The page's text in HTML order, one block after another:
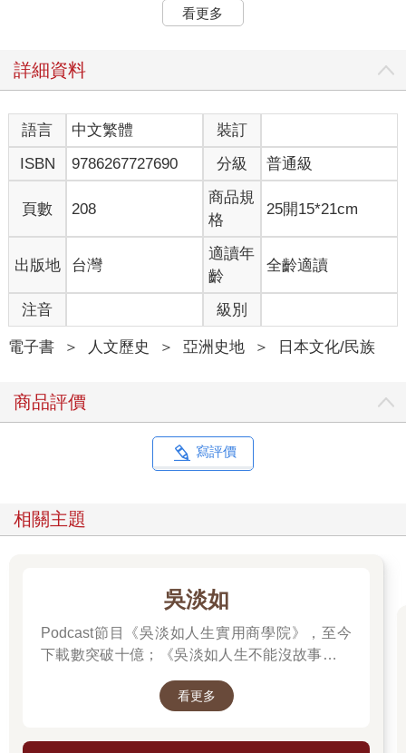
戳章、行李吊牌、明信片、看表演的門票，甚至每一天的行
文獻買賣而已，這樣會覺得很可惜，所以想要推廣這段臺灣歷史
當初是如何認識力航、雅玲以及君亭呢？ 我之所以會認識力
航，要感謝「臺北蚤之市」，當時是第一次在龍山寺捷運站地下
室龍山文創舉行（之前曾在松菸舉辦），以往我都帶一些懷舊古
物去擺攤，我想說艋舺龍山寺是一個非常有歷史的場域，所以我
就多帶了喜愛的古書、文獻與大家分享，緣分就是這麼巧妙，也
很感謝觀世音菩薩的保佑，在這樣的場合，我認識力航和雅玲，
我們彼此相談甚歡，就成為好朋友，因為力航有在前衛出版社出
版《下六十八度》，所以就請力航幫忙牽線，認識前衛出版社的
副社長君亭，他也覺得這份文獻很不錯，後來就決定要出版。
這本書的意義在於臺灣本土有很多歷史需要去挖掘，史料保
存得來不易，據說這份珍貴文獻其實是從回收場搶救出來，表示
這冥冥之中自有定數，希望能夠將它出版，讓大家更認識當時紀
國之間的文化交流，這本書有趣的地方在於蒐集很多戳章，希望
對於喜歡集章的同好，可以透過這本書，能夠再去蒐集這些戳
章，看看現在令和時期的戳章和當初戰前昭和時期有甚麼不同，
應，感恩嫚書的鼓勵是我很大的動力！力航、君亭與前衛出版社
臺灣日治史少見的另類珍貴史料
二〇二二年某一天，我收到了友人雨新的訊息，他興奮地告訴我
發現了一份極為珍貴的史料。雨新是我在「臺北蚤之市」結識的
說的珍貴史料，是一本外觀樸實無華，但是內容卻別具意義的文
看更多
詳細資料
語言 中文繁體
裝訂
ISBN
9786267727690 分級 普通級
頁數 208
商品規
格
25開15*21cm
出版地 台灣
適讀年
齡
全齡適讀
注音 級別
電子書 ＞ 人文歷史 ＞ 亞洲史地 ＞ 日本文化/民族
商品評價
寫評價
相關主題
吳淡如
Podcast節目《吳淡如人生實用商學院》，至今
下載數突破十億；《吳淡如人生不能沒故事》也
讀歷史中的權力運作與人性選擇，讓看似遙遠的
看更多